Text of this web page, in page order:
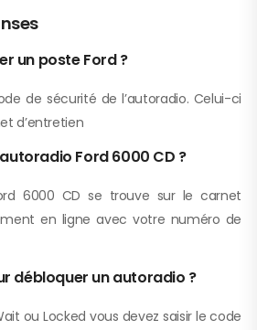
un poste Ford ?
de sécurité de l’autoradio. Celui-ci
d’entretien
Ford 6000 CD ?
6000 CD se trouve sur le carnet
en ligne avec votre numéro de
débloquer un autoradio ?
ou Locked vous devez saisir le code